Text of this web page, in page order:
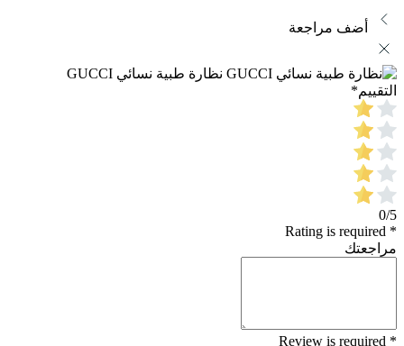
أضف مراجعة
نظارة طبية نسائي GUCCI
التقييم*
0/5
* Rating is required
مراجعتك
* Review is required